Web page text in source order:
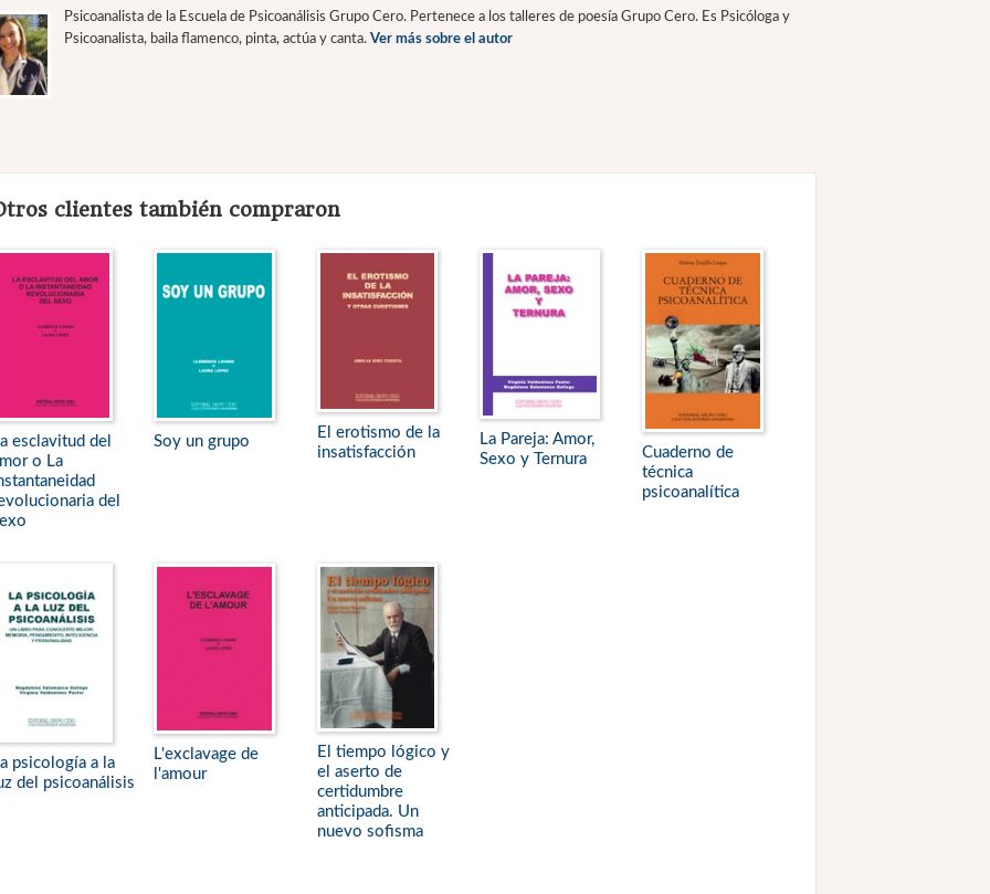
Psicoanalista de la Escuela de Psicoanálisis Grupo Cero. Pertenece a los talleres de poesía Grupo Cero. Es Psicóloga y
Psicoanalista, baila flamenco, pinta, actúa y canta.Ver más sobre el autor
clientes también compraron
esclavitud del
o La
del
Soy un grupo
El erotismo de la
insatisfacción
La Pareja: Amor,
Sexo y Ternura
Cuaderno de
técnica
psicoanalítica
psicología a la
del psicoanálisis
L'exclavage de
l'amour
El tiempo lógico y
el aserto de
certidumbre
anticipada. Un
nuevo sofisma